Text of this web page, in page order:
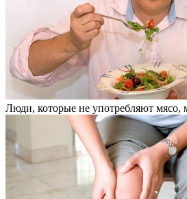
Люди, которые не употребляют мясо,